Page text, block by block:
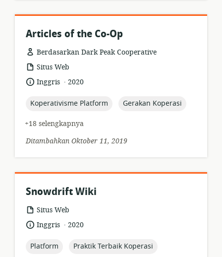
Articles of the Co-Op
Berdasarkan Dark Peak Cooperative
format
sumber
daya:
Situs Web
bahasa:
Inggris .
tanggal
2020
topic:
Koperativisme Platform topic:
Gerakan Koperasi
+18 selengkapnya
Ditambahkan Oktober 11, 2019
Snowdrift Wiki
format
sumber
daya:
Situs Web
bahasa:
Inggris .
tanggal
2020
topic:
Platform topic:
Praktik Terbaik Koperasi